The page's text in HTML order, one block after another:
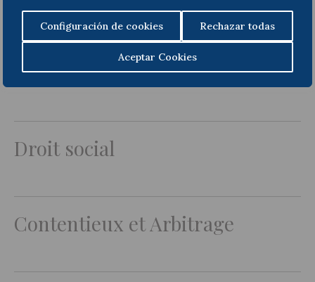
Configuración de cookies Rechazar todas
Aceptar Cookies
Domaines de pratique
Compliance
Droit social
Contentieux et Arbitrage